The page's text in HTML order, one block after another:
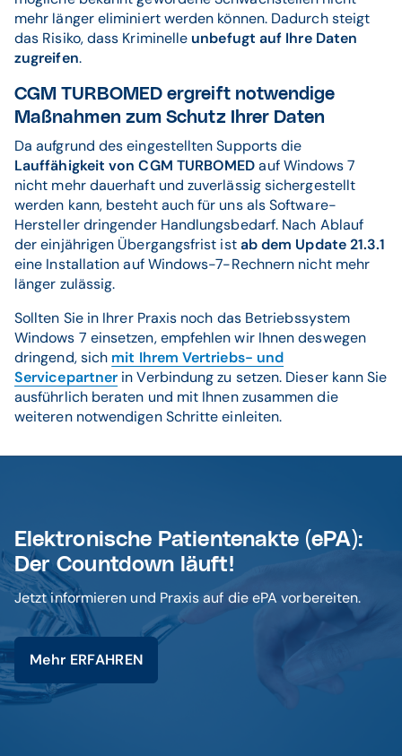
mehr länger eliminiert werden können. Dadurch steigt
das Risiko, dass Kriminelle unbefugt auf Ihre Daten
zugreifen.
CGM TURBOMED ergreift notwendige
Maßnahmen zum Schutz Ihrer Daten
Da aufgrund des eingestellten Supports die
Lauffähigkeit von CGM TURBOMEDauf Windows 7
nicht mehr dauerhaft und zuverlässig sichergestellt
werden kann, besteht auch für uns als Software-
Hersteller dringender Handlungsbedarf. Nach Ablauf
der einjährigen Übergangsfrist istab dem Update 21.3.1
eine Installation auf Windows-7-Rechnern nicht mehr
länger zulässig.
Sollten Sie in Ihrer Praxis noch das Betriebssystem
Windows 7 einsetzen, empfehlen wir Ihnen deswegen
dringend, sich mit Ihrem Vertriebs- und
Servicepartner in Verbindung zu setzen. Dieser kann Sie
ausführlich beraten und mit Ihnen zusammen die
weiteren notwendigen Schritte einleiten.
Elektronische Patientenakte (ePA):
Der Countdown läuft!
Jetzt informieren und Praxis auf die ePA vorbereiten.
Mehr ERFAHREN